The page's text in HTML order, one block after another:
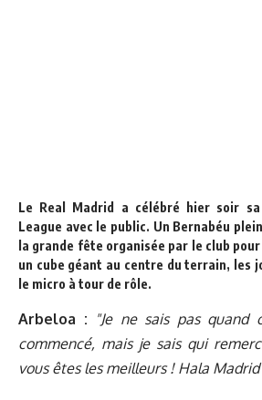
Le Real Madrid a célébré hier soir sa
League avec le public. Un Bernabéu
la grande fête organisée par le club
un cube géant au centre du terrain, les
le micro à tour de rôle.
Arbeloa : "Je ne sais pas
commencé, mais je sais qui
vous êtes les meilleurs ! Hala